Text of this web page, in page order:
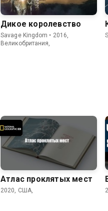
Дикое королевство
Savage Kingdom • 2016,
Великобритания,
Атлас проклятых мест
2020, США,